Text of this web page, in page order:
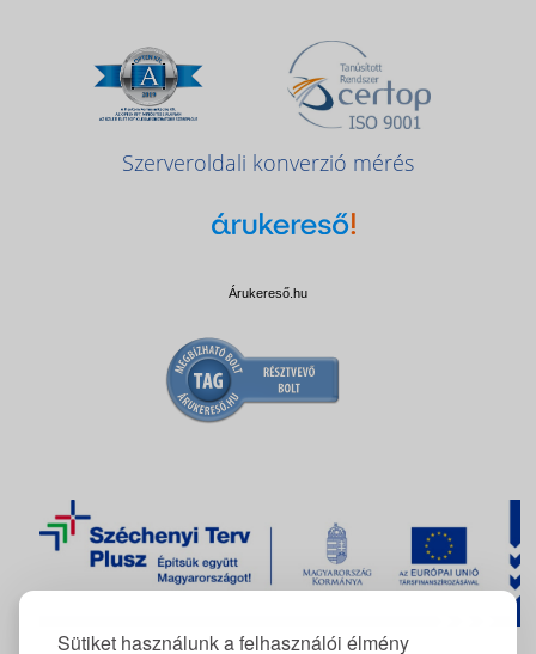
Sütiket használunk a felhasználói élmény
Szerveroldali konverzió mérés
Árukereső.hu